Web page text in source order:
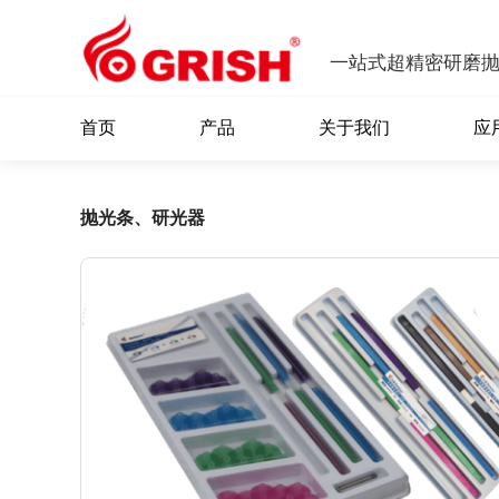
一站式超精密研磨
首页 产品 关于我们 应
抛光条、研光器